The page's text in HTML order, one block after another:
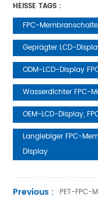
HEISSE TAGS :
FPC-
Geprägter LCD-
ODM-LCD-Display
Wasserdichter FPC-
OEM-LCD-Display,
Langlebiger FPC-
Display
Previous : PET-FPC-